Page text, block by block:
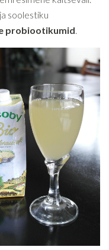
soolestiku
probiootikumid.